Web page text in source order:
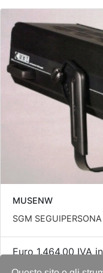
MUSENW
SGM
Euro 1.464,00 IVA